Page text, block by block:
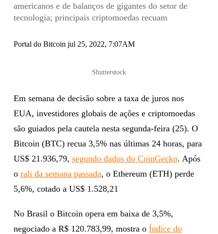
americanos e de balanços de gigantes do setor de
tecnologia; principais criptomoedas recuam
Portal do Bitcoin jul 25, 2022, 7:07AM
Shutterstock
Em semana de decisão sobre a taxa de juros nos
EUA, investidores globais de ações e criptomoedas
são guiados pela cautela nesta segunda-feira (25). O
Bitcoin (BTC) recua 3,5% nas últimas 24 horas, para
US$ 21.936,79, segundo dados do CoinGecko. Após
o rali da semana passada, o Ethereum (ETH) perde
5,6%, cotado a US$ 1.528,21
No Brasil o Bitcoin opera em baixa de 3,5%,
negociado a R$ 120.783,99, mostra o Índice do